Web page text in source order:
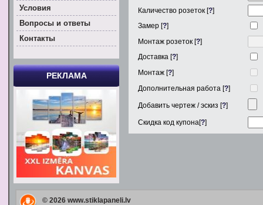
Каличество розеток [?]
Замер [?]
Монтаж розеток [?]
Доставка [?]
Монтаж [?]
Дополнительная работа [?]
Добавить чертеж / эскиз [?]
Скидка код купона[?]
Условия
Вoпросы и ответы
Контакты
РЕКЛАМА
© 2026 www.stiklapaneli.lv